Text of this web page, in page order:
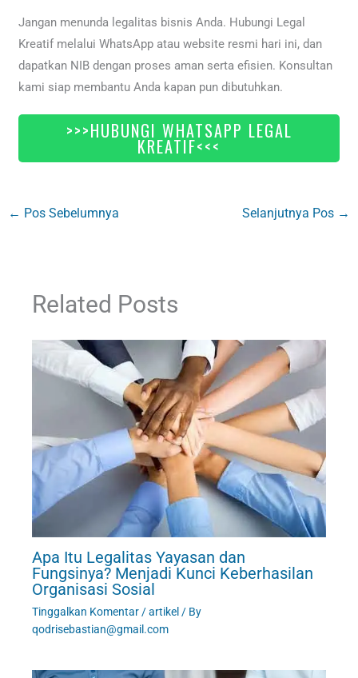
Jangan menunda legalitas bisnis Anda. Hubungi Legal
Kreatif melalui WhatsApp atau website resmi hari ini, dan
dapatkan NIB dengan proses aman serta efisien. Konsultan
kami siap membantu Anda kapan pun dibutuhkan.
>>>HUBUNGI WHATSAPP LEGAL
KREATIF<<<
← Pos Sebelumnya Selanjutnya Pos →
Related Posts
Apa Itu Legalitas Yayasan dan
Fungsinya? Menjadi Kunci Keberhasilan
Organisasi Sosial
Tinggalkan Komentar/artikel / By
qodrisebastian@gmail.com